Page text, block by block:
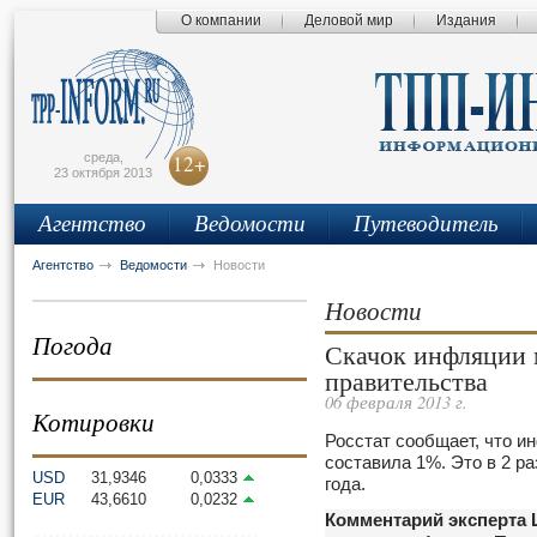
О компании Деловой мир Издания
среда,
23 октября 2013
12+
Агентство Ведомости Путеводитель
Агентство Ведомости Новости
Погода
Котировки
USD 31,9346
0,0333
EUR
43,6610 0,0232
Новости
Скачок инфляции
правительства
06 февраля 2013 г.
Росстат сообщает, что
составила 1%. Это в 2
года.
Комментарий эксперта